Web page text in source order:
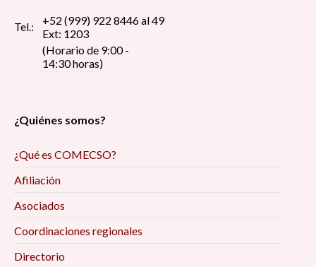
Tel.:
+52 (999) 922 8446 al 49
Ext: 1203
(Horario de 9:00 -
14:30 horas)
¿Quiénes somos?
¿Qué es COMECSO?
Afiliación
Asociados
Coordinaciones regionales
Directorio